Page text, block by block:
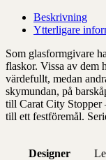
Beskrivning
Ytterligare
Som glasformgivare
flaskor. Vissa av dem
värdefullt, medan
skymundan, på
till Carat City Stopper
till ett festföremål.
Designer